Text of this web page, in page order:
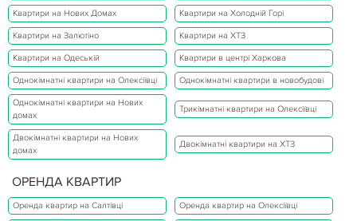
Квартири на Нових Домах Квартири на Холодній Горі
Квартири на Залютіно Квартири на ХТЗ
Квартири на Одеській Квартири в центрі Харкова
Однокімнатні квартири на Олексіївці Однокімнатні квартири в новобудові
Однокімнатні квартири на Нових
домах
Трикімнатні квартири на Олексіївці
Двокімнатні квартири на Нових
домах
Двокімнатні квартири на ХТЗ
ОРЕНДА КВАРТИР
Оренда квартир на Салтівці Оренда квартир на Олексіївці